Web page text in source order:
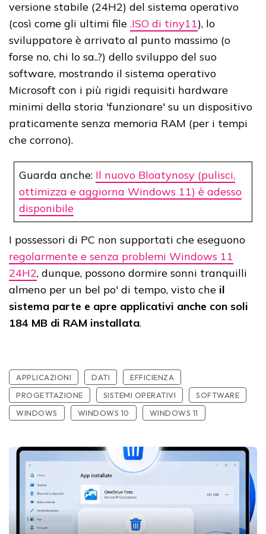
versione stabile (24H2) del sistema operativo
(così come gli ultimi file .ISO di tiny11), lo
sviluppatore è arrivato al punto massimo (o
forse no, chi lo sa..?) dello sviluppo del suo
software, mostrando il sistema operativo
Microsoft con i più rigidi requisiti hardware
minimi della storia 'funzionare' su un dispositivo
praticamente senza memoria RAM (per i tempi
che corrono).
Guarda anche: Il nuovo Bloatynosy (pulisci,
ottimizza e aggiorna Windows 11) è adesso
disponibile
I possessori di PC non supportati che eseguono
regolarmente e senza problemi Windows 11
24H2, dunque, possono dormire sonni tranquilli
almeno per un bel po' di tempo, visto che il
sistema parte e apre applicativi anche con soli
184 MB di RAM installata.
APPLICAZIONI DATI
EFFICIENZA
PROGETTAZIONE
SISTEMI OPERATIVI
SOFTWARE
WINDOWS
WINDOWS 10 WINDOWS 11